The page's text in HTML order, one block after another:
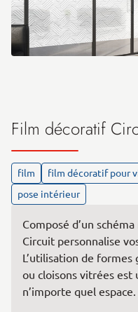
Film décoratif
film film décoratif pour
pose intérieur
Composé d’un
Circuit personnalise
L’utilisation de
ou cloisons vitrées est
n’importe quel espace.